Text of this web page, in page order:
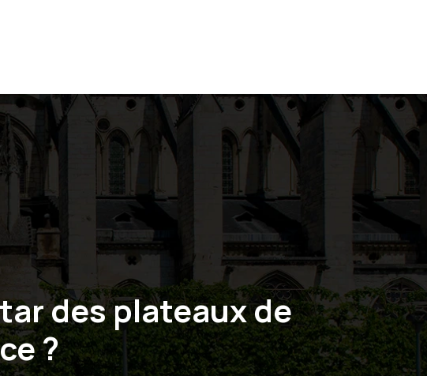
des plateaux de
?